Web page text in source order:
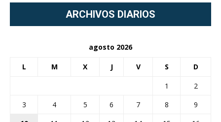
ARCHIVOS DIARIOS
agosto 2026
L M X J V S D
1
2
3
4 5 6 7 8
9